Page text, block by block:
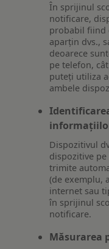
În sprijinul
notificare,
probabil fiind
aparțin dvs.,
deoarece
pe telefon,
puteți utiliza
ambele
Dispozitivul
dispozitive
trimite
(de exemplu,
internet sau
în sprijinul
notificare.
Măsurarea